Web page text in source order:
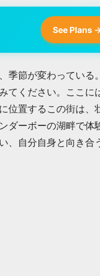
See Plans
季節が変わっている
てください。ここに
位置するこの街は、
ダーボーの湖畔で体
、自分自身と向き合